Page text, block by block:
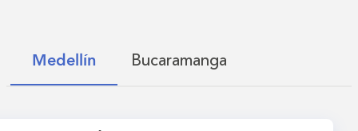
Medellín Bucaramanga